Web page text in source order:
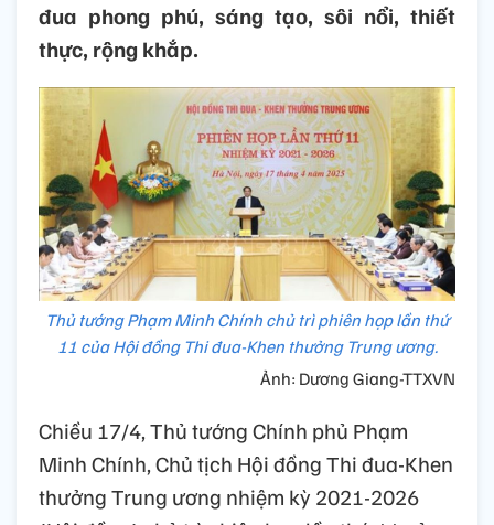
đua phong phú, sáng tạo, sôi nổi, thiết
thực, rộng khắp.
Thủ tướng Phạm Minh Chính chủ trì phiên họp lần thứ
11 của Hội đồng Thi đua-Khen thưởng Trung ương.
Ảnh: Dương Giang-TTXVN
Chiều 17/4, Thủ tướng Chính phủ Phạm
Minh Chính, Chủ tịch Hội đồng Thi đua-Khen
thưởng Trung ương nhiệm kỳ 2021-2026